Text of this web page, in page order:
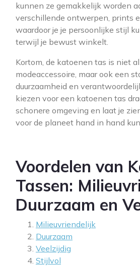
kunnen ze gemakkelijk worden
verschillende ontwerpen, prints
waardoor je je persoonlijke stijl
terwijl je bewust winkelt.
Kortom, de katoenen tas is niet
modeaccessoire, maar ook een
duurzaamheid en
kiezen voor een katoenen tas
schonere omgeving en laat je
voor de planeet hand in hand
Voordelen van
Tassen:
Duurzaam en
Milieuvriendelijk
Duurzaam
Veelzijdig
Stijlvol